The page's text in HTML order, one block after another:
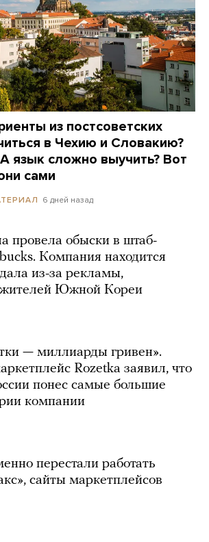
из постсоветских
в Чехию и Словакию?
язык сложно выучить? Вот
сами
6 дней назад
провела обыски в штаб-
Компания находится
из-за рекламы,
Южной Кореи
— миллиарды гривен».
Rozetka заявил, что
понес самые большие
компании
перестали работать
сайты маркетплейсов